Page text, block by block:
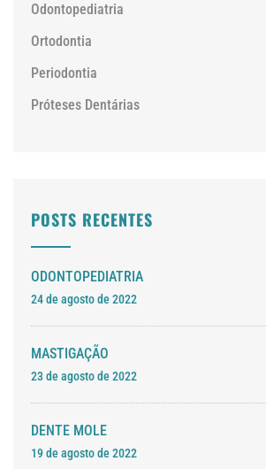
Odontopediatria
Ortodontia
Periodontia
Próteses Dentárias
POSTS RECENTES
ODONTOPEDIATRIA
24 de agosto de 2022
MASTIGAÇÃO
23 de agosto de 2022
DENTE MOLE
19 de agosto de 2022